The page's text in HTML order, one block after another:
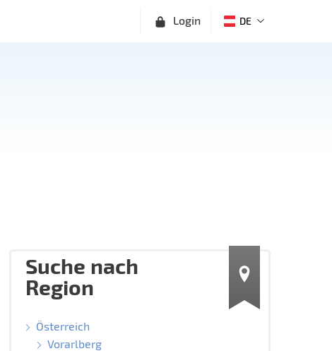
Login DE
Suche nach
Region
Österreich
Vorarlberg